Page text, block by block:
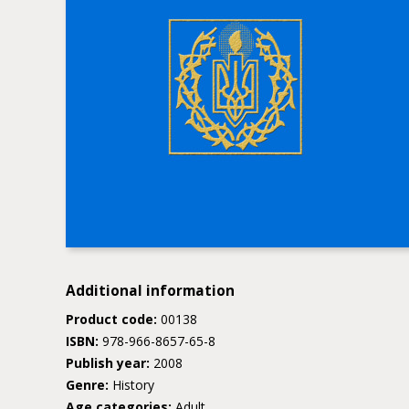
Additional information
Product code: 00138
ISBN: 978-966-8657-65-8
Publish year: 2008
Genre: History